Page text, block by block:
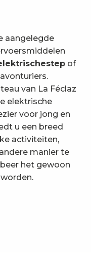
aangelegde
step of
van La Féclaz
elektrische
voor jong en
u een breed
activiteiten,
manier te
het gewoon